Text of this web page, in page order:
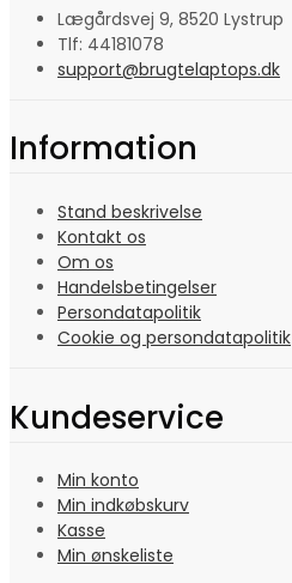
Lægårdsvej 9, 8520 Lystrup
Tlf: 44181078
support@brugtelaptops.dk
Information
Stand beskrivelse
Kontakt os
Om os
Handelsbetingelser
Persondatapolitik
Cookie og persondatapolitik
Kundeservice
Min konto
Min indkøbskurv
Kasse
Min ønskeliste